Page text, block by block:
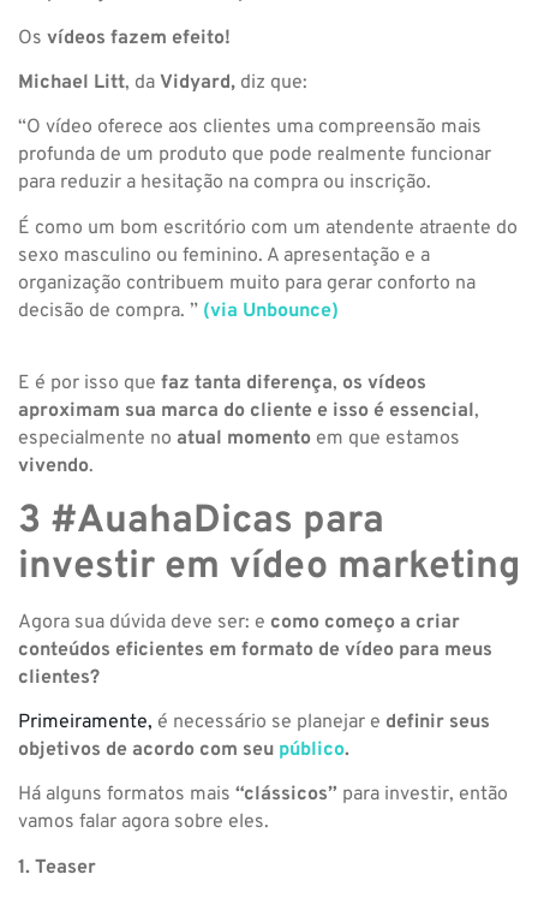
Os vídeos fazem efeito!
Michael Litt, da Vidyard, diz que:
“O vídeo oferece aos clientes uma compreensão mais
profunda de um produto que pode realmente funcionar
para reduzir a hesitação na compra ou inscrição.
É como um bom escritório com um atendente atraente do
sexo masculino ou feminino. A apresentação e a
organização contribuem muito para gerar conforto na
decisão de compra. ” (via Unbounce)
E é por isso que faz tanta diferença, os vídeos
aproximam sua marca do cliente e isso é essencial,
especialmente no atual momento em que estamos
vivendo.
3 #AuahaDicas para
investir em vídeo marketing
Agora sua dúvida deve ser: e como começo a criar
conteúdos eficientes em formato de vídeo para meus
clientes?
Primeiramente, é necessário se planejar e definir seus
objetivos de acordo com seu público.
Há alguns formatos mais “clássicos” para investir, então
vamos falar agora sobre eles.
1. Teaser